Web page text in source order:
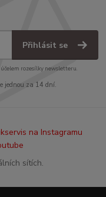
Přihlásit se
rozesílky newsletteru.
jednou za 14 dní.
sítích.